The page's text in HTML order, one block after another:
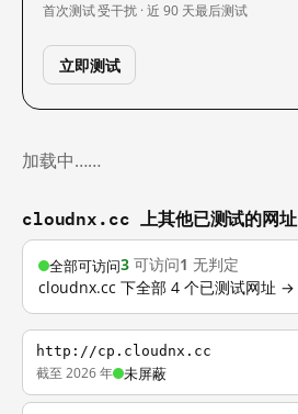
首次测试受干扰 · 近 90 天最后测试
立即测试
加载中……
cloudnx.cc 上其他已测试的网址
全部可访问3 可访问1 无判定
cloudnx.cc 下全部 4 个已测试网址 →
http://cp.cloudnx.cc
截至 2026 年 未屏蔽